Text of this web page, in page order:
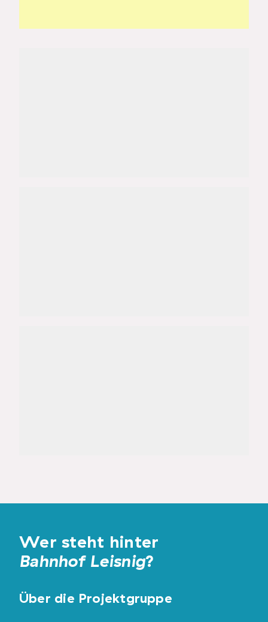
Wer steht hinter
Bahnhof Leisnig?
Über die Projektgruppe